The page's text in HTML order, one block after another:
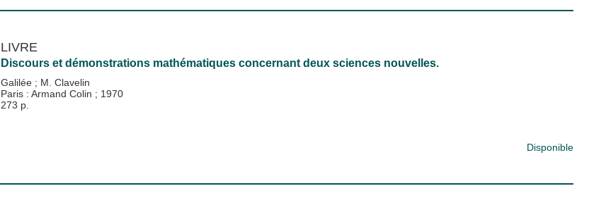
LIVRE
Discours et démonstrations mathématiques concernant deux sciences nouvelles.
Galilée ; M. Clavelin
Paris : Armand Colin ; 1970
273 p.
Disponible